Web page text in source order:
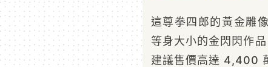
這尊拳四郎的黃金雕
等身大小的金閃閃作
建議售價高達 4,400